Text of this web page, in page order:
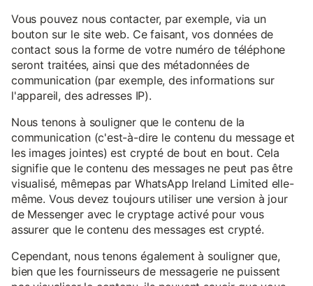
Vous pouvez nous contacter, par exemple, via un
bouton sur le site web. Ce faisant, vos données de
contact sous la forme de votre numéro de téléphone
seront traitées, ainsi que des métadonnées de
communication (par exemple, des informations sur
l'appareil, des adresses IP).
Nous tenons à souligner que le contenu de la
communication (c'est-à-dire le contenu du message et
les images jointes) est crypté de bout en bout. Cela
signifie que le contenu des messages ne peut pas être
visualisé, mêmepas par WhatsApp Ireland Limited elle-
même. Vous devez toujours utiliser une version à jour
de Messenger avec le cryptage activé pour vous
assurer que le contenu des messages est crypté.
Cependant, nous tenons également à souligner que,
bien que les fournisseurs de messagerie ne puissent